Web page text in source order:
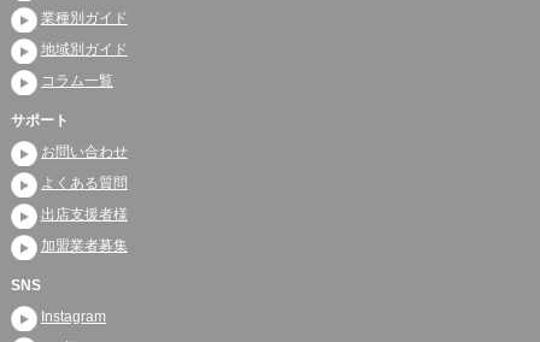
業種別ガイド
地域別ガイド
コラム一覧
サポート
お問い合わせ
よくある質問
出店支援者様
加盟業者募集
SNS
Instagram